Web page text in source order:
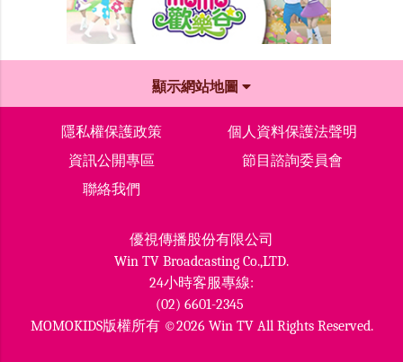
顯示網站地圖
隱私權保護政策
個人資料保護法聲明
資訊公開專區
節目諮詢委員會
聯絡我們
優視傳播股份有限公司
Win TV Broadcasting Co.,LTD.
24小時客服專線:
(02) 6601-2345
MOMOKIDS版權所有 ©2026 Win TV All Rights Reserved.